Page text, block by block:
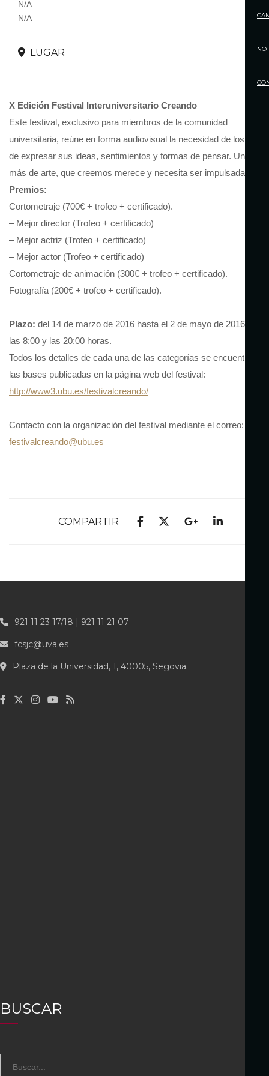
N/A
N/A
LUGAR
X Edición Festival Interuniversitario Creando
Este festival, exclusivo para miembros de la comunidad
universitaria, reúne en forma audiovisual la necesidad de los
de expresar sus ideas, sentimientos y formas de pensar. Una
más de arte, que creemos merece y necesita ser impulsada.
Premios:
Cortometraje (700€ + trofeo + certificado).
– Mejor director (Trofeo + certificado)
– Mejor actriz (Trofeo + certificado)
– Mejor actor (Trofeo + certificado)
Cortometraje de animación (300€ + trofeo + certificado).
Fotografía (200€ + trofeo + certificado).
Plazo: del 14 de marzo de 2016 hasta el 2 de mayo de 2016 entre
las 8:00 y las 20:00 horas.
Todos los detalles de cada una de las categorías se encuentran en
las bases publicadas en la página web del festival:
http://www3.ubu.es/festivalcreando/
Contacto con la organización del festival mediante el correo:
festivalcreando@ubu.es
COMPARTIR
921 11 23 17/18 | 921 11 21 07
fcsjc@uva.es
Plaza de la Universidad, 1, 40005, Segovia
BUSCAR